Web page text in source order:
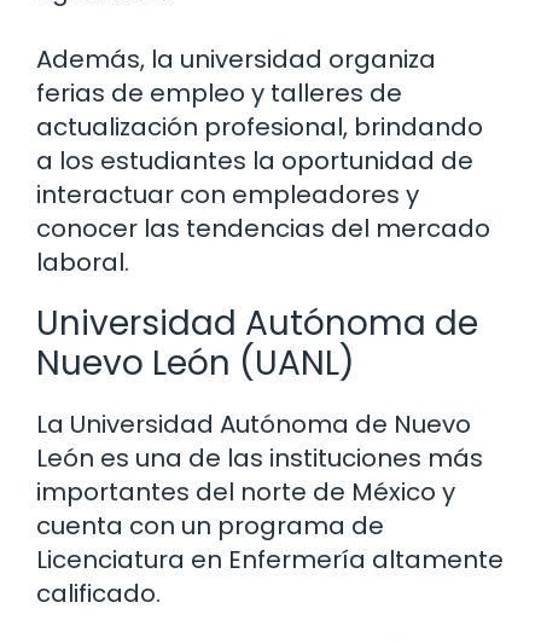
Además, la universidad organiza
ferias de empleo y talleres de
actualización profesional, brindando
a los estudiantes la oportunidad de
interactuar con empleadores y
conocer las tendencias del mercado
laboral.
Universidad Autónoma de
Nuevo León (UANL)
La Universidad Autónoma de Nuevo
León es una de las instituciones más
importantes del norte de México y
cuenta con un programa de
Licenciatura en Enfermería altamente
calificado.